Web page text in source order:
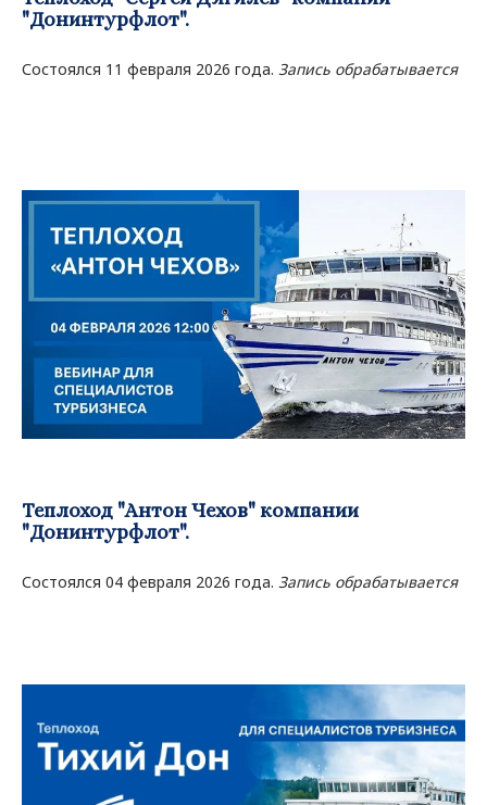
"Донинтурфлот".
Состоялся 11 февраля 2026 года. Запись обрабатывается
Теплоход "Антон Чехов" компании
"Донинтурфлот".
Состоялся 04 февраля 2026 года. Запись обрабатывается